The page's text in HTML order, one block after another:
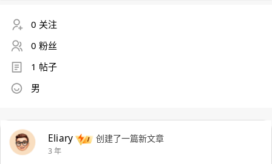
0 关注
0 粉丝
1 帖子
男
Eliary 创建了一篇新文章
3 年